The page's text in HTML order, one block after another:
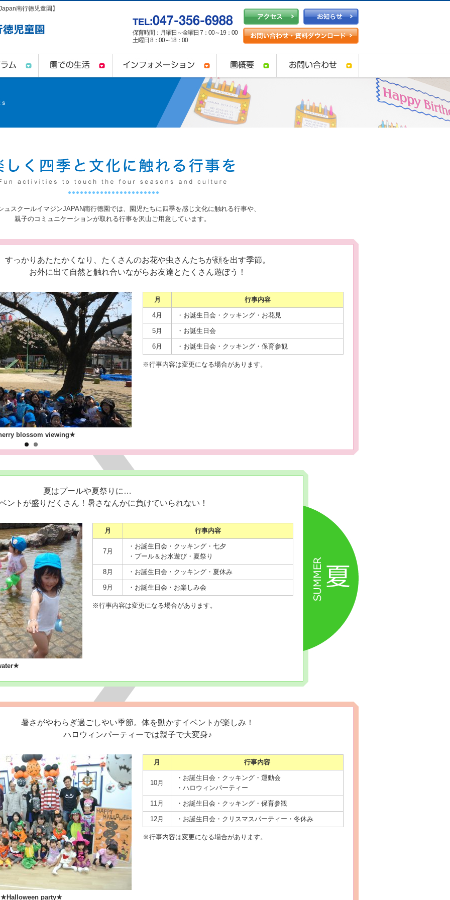
南行徳児童園】
保育時間：月曜日～金曜日 7：00～19：00
土曜日 8：00～18：00
ュスクールイマジンJAPAN南行徳園では、園児たちに四季を感じ文化に触れる行事や、
親子のコミュニケーションが取れる行事を沢山ご用意しています。
すっかりあたたかくなり、たくさんのお花や虫さんたちが顔を出す季節。
お外に出て自然と触れ合いながらお友達とたくさん遊ぼう！
月 行事内容
4月 ・お誕生日会・クッキング・お花見
5月 ・お誕生日会
6月 ・お誕生日会・クッキング・保育参観
※行事内容は変更になる場合があります。
夏はプールや夏祭りに…
ントが盛りだくさん！暑さなんかに負けていられない！
月 行事内容
7月
・お誕生日会・クッキング・七夕
・プール＆お水遊び・夏祭り
8月 ・お誕生日会・クッキング・夏休み
9月 ・お誕生日会・お楽しみ会
※行事内容は変更になる場合があります。
暑さがやわらぎ過ごしやい季節。体を動かすイベントが楽しみ！
ハロウィンパーティーでは親子で大変身♪
月 行事内容
10月
・お誕生日会・クッキング・運動会
・ハロウィンパーティー
11月 ・お誕生日会・クッキング・保育参観
12月 ・お誕生日会・クリスマスパーティー・冬休み
※行事内容は変更になる場合があります。